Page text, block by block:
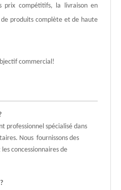
prix compétitifs, la livraison en
produits complète et de haute
commercial!
professionnel spécialisé dans
Nous fournissons des
concessionnaires de